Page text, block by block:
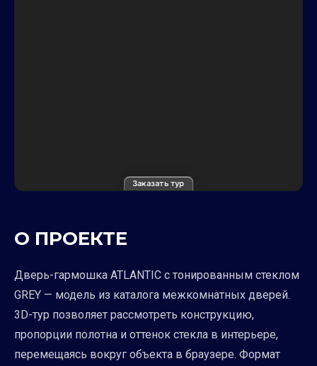
Заказать тур
О ПРОЕКТЕ
Дверь-гармошка ATLANTIC с тонированным стеклом
GREY — модель из каталога межкомнатных дверей.
3D-тур позволяет рассмотреть конструкцию,
пропорции полотна и оттенок стекла в интерьере,
перемещаясь вокруг объекта в браузере. Формат